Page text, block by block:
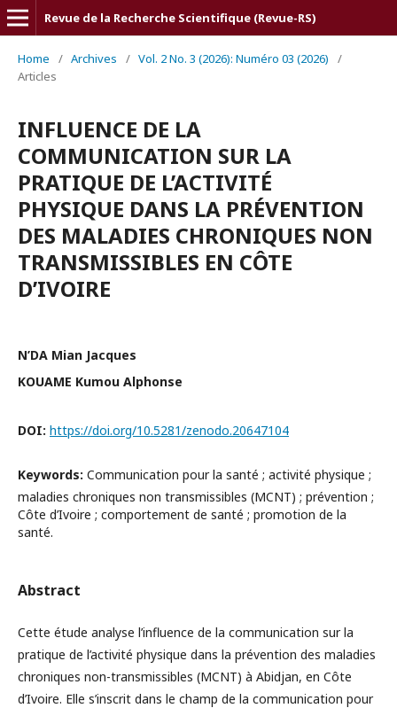
Revue de la Recherche Scientifique (Revue-RS)
Home / Archives / Vol. 2 No. 3 (2026): Numéro 03 (2026)
/
Articles
INFLUENCE DE LA
COMMUNICATION SUR LA
PRATIQUE DE L’ACTIVITÉ
PHYSIQUE DANS LA PRÉVENTION
DES MALADIES CHRONIQUES NON
TRANSMISSIBLES EN CÔTE
D’IVOIRE
N’DA Mian Jacques
KOUAME Kumou Alphonse
DOI: https://doi.org/10.5281/zenodo.20647104
Keywords: Communication pour la santé ; activité physique ;
maladies chroniques non transmissibles (MCNT) ; prévention ;
Côte d’Ivoire ; comportement de santé ; promotion de la
santé.
Abstract
Cette étude analyse l’influence de la communication sur la
pratique de l’activité physique dans la prévention des maladies
chroniques non-transmissibles (MCNT) à Abidjan, en Côte
d’Ivoire. Elle s’inscrit dans le champ de la communication pour